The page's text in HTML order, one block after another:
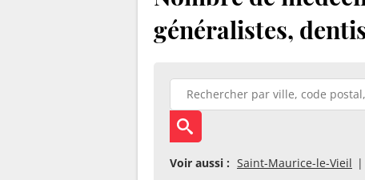
généralistes,
Voir aussi : Saint-Maurice-le-Vieil